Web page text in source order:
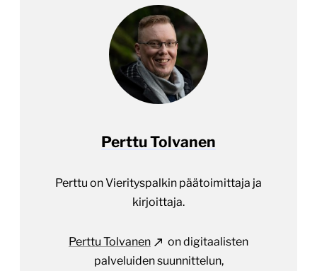
Perttu Tolvanen
Perttu on Vierityspalkin päätoimittaja ja
kirjoittaja.
Perttu Tolvanen
on digitaalisten
palveluiden suunnittelun,